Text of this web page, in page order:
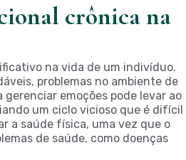
crônica na
na vida de um indivíduo.
problemas no ambiente de
emoções pode levar ao
um ciclo vicioso que é difícil
a saúde física, uma vez que o
de saúde, como doenças